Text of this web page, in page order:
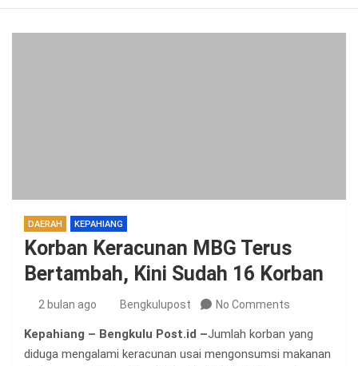
DAERAH KEPAHIANG
Korban Keracunan MBG Terus
Bertambah, Kini Sudah 16 Korban
2 bulan ago Bengkulupost No Comments
Kepahiang – Bengkulu Post.id –Jumlah korban yang
diduga mengalami keracunan usai mengonsumsi makanan